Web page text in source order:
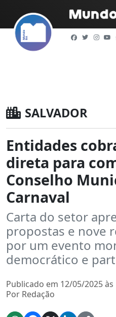
SALVADOR
Entidades
direta para
Conselho
Carnaval
Carta do setor
propostas e nove
por um evento
democrático e
Publicado em 12/05/2025 às
Por Redação